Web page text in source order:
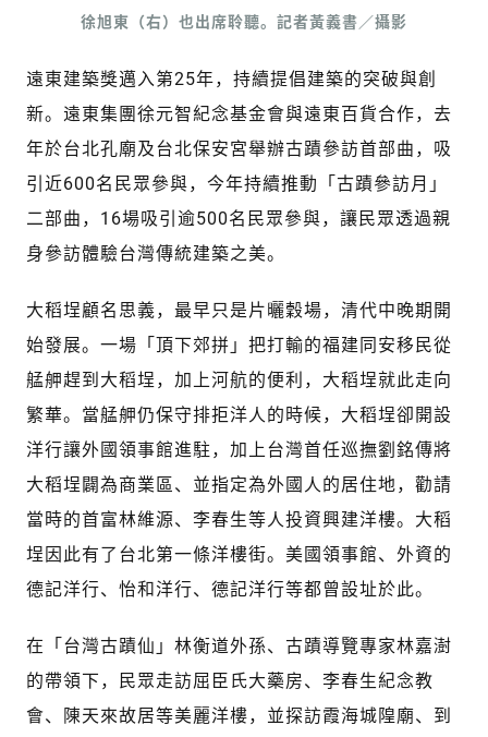
徐旭東（右）也出席聆聽。記者黃義書／攝影
遠東建築獎邁入第25年，持續提倡建築的突破與創
新。遠東集團徐元智紀念基金會與遠東百貨合作，去
年於台北孔廟及台北保安宮舉辦古蹟參訪首部曲，吸
引近600名民眾參與，今年持續推動「古蹟參訪月」
二部曲，16場吸引逾500名民眾參與，讓民眾透過親
身參訪體驗台灣傳統建築之美。
大稻埕顧名思義，最早只是片曬穀場，清代中晚期開
始發展。一場「頂下郊拼」把打輸的福建同安移民從
艋舺趕到大稻埕，加上河航的便利，大稻埕就此走向
繁華。當艋舺仍保守排拒洋人的時候，大稻埕卻開設
洋行讓外國領事館進駐，加上台灣首任巡撫劉銘傳將
大稻埕闢為商業區、並指定為外國人的居住地，勸請
當時的首富林維源、李春生等人投資興建洋樓。大稻
埕因此有了台北第一條洋樓街。美國領事館、外資的
德記洋行、怡和洋行、德記洋行等都曾設址於此。
在「台灣古蹟仙」林衡道外孫、古蹟導覽專家林嘉澍
的帶領下，民眾走訪屈臣氏大藥房、李春生紀念教
會、陳天來故居等美麗洋樓，並探訪霞海城隍廟、到